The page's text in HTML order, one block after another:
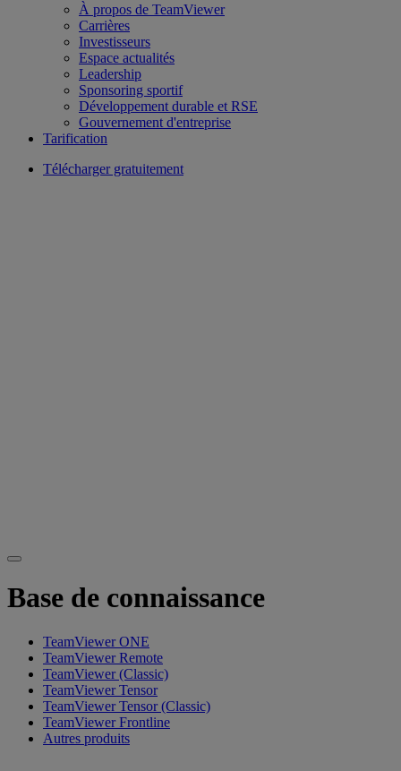
À propos de TeamViewer
Carrières
Investisseurs
Espace actualités
Leadership
Sponsoring sportif
Développement durable et RSE
Gouvernement d'entreprise
Tarification
Télécharger gratuitement
Base de connaissance
TeamViewer ONE
TeamViewer Remote
TeamViewer (Classic)
TeamViewer Tensor
TeamViewer Tensor (Classic)
TeamViewer Frontline
Autres produits